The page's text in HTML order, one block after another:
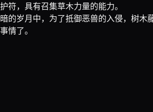
符，具有召集草木力量的能力。
的岁月中，为了抵御恶兽的入侵，树
情了。